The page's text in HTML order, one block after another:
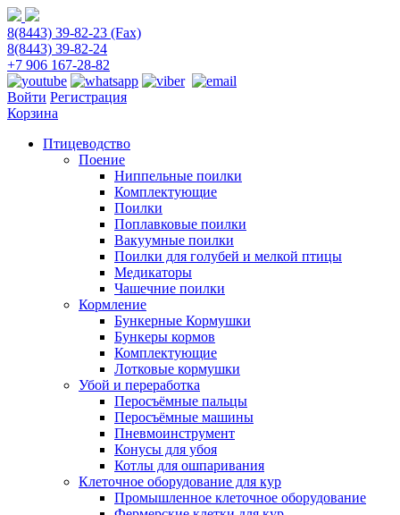
8(8443) 39-82-23 (Fax)
8(8443) 39-82-24
+7 906 167-28-82
Войти Регистрация
Корзина
Птицеводство
Поение
Ниппельные поилки
Комплектующие
Поилки
Поплавковые поилки
Вакуумные поилки
Поилки для голубей и мелкой птицы
Медикаторы
Чашечние поилки
Кормление
Бункерные Кормушки
Бункеры кормов
Комплектующие
Лотковые кормушки
Убой и переработка
Перосъёмные пальцы
Перосъёмные машины
Пневмоинструмент
Конусы для убоя
Котлы для ошпаривания
Клеточное оборудование для кур
Промышленное клеточное оборудование